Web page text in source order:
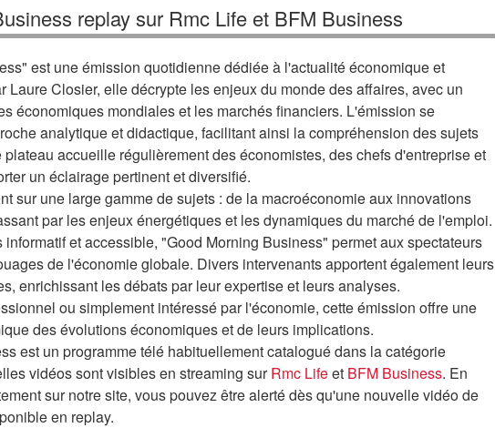
replay sur Rmc Life et BFM Business
est une émission quotidienne dédiée à l'actualité économique et
Laure Closier, elle décrypte les enjeux du monde des affaires, avec un
économiques mondiales et les marchés financiers. L'émission se
analytique et didactique, facilitant ainsi la compréhension des sujets
accueille régulièrement des économistes, des chefs d'entreprise et
un éclairage pertinent et diversifié.
sur une large gamme de sujets : de la macroéconomie aux innovations
par les enjeux énergétiques et les dynamiques du marché de l'emploi.
informatif et accessible, "Good Morning Business" permet aux spectateurs
de l'économie globale. Divers intervenants apportent également leurs
enrichissant les débats par leur expertise et leurs analyses.
ou simplement intéressé par l'économie, cette émission offre une
des évolutions économiques et de leurs implications.
est un programme télé habituellement catalogué dans la catégorie
vidéos sont visibles en streaming surRmc Lifeet BFM Business. En
sur notre site, vous pouvez être alerté dès qu'une nouvelle vidéo de
en replay.